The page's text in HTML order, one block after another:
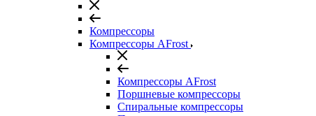
Компрессоры
Компрессоры AFrost
Компрессоры AFrost
Поршневые компрессоры
Спиральные компрессоры